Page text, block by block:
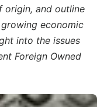
origin, and outline
economic
into the issues
Foreign Owned